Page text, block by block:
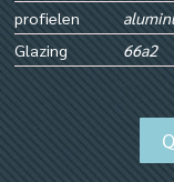
profielen
Glazing
66a2